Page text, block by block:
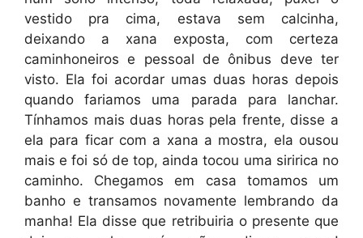
vestido pra cima, estava sem calcinha,
deixando a xana exposta, com certeza
caminhoneiros e pessoal de ônibus deve ter
visto. Ela foi acordar umas duas horas depois
quando fariamos uma parada para lanchar.
Tínhamos mais duas horas pela frente, disse a
ela para ficar com a xana a mostra, ela ousou
mais e foi só de top, ainda tocou uma siririca no
caminho. Chegamos em casa tomamos um
banho e transamos novamente lembrando da
manha! Ela disse que retribuiria o presente que